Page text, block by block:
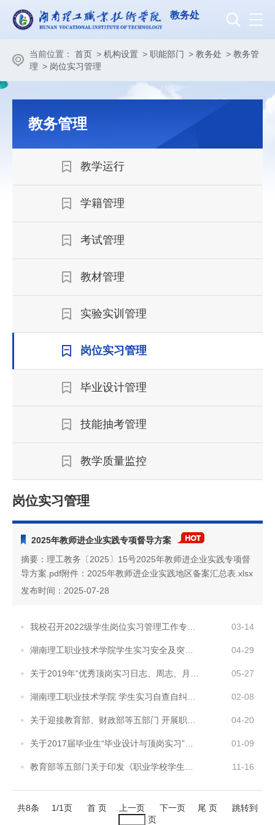
教务处
当前位置： 首页 > 机构设置 > 职能部门 > 教务处 > 教务管
理 > 岗位实习管理
教务管理
教学运行
学籍管理
考试管理
教材管理
实验实训管理
岗位实习管理
毕业设计管理
技能抽考管理
教学质量监控
岗位实习管理
2025年教师进企业实践专项督导方案
摘要：理工教务〔2025〕15号2025年教师进企业实践专项督
导方案.pdf附件：2025年教师进企业实践地区备案汇总表.xlsx
发布时间：2025-07-28
03-14
04-29
05-27
02-08
04-20
01-09
11-16
共8条 1/1页 首 页 上一页 下一页 尾 页
跳转到
页